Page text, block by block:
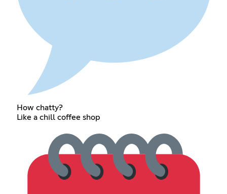
How chatty?
Like a chill coffee shop